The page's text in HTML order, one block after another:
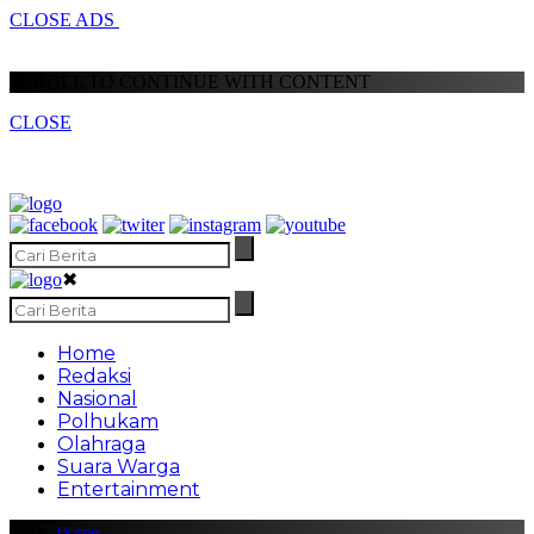
CLOSE ADS
SCROLL TO CONTINUE WITH CONTENT
CLOSE
✖
Home
Redaksi
Nasional
Polhukam
Olahraga
Suara Warga
Entertainment